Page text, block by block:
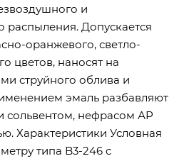
и
распыления. Допускается
оранжевого, светло-
цветов, наносят на
струйного облива и
эмаль разбавляют
сольвентом, нефрасом АР
Характеристики Условная
типа B3-246 с